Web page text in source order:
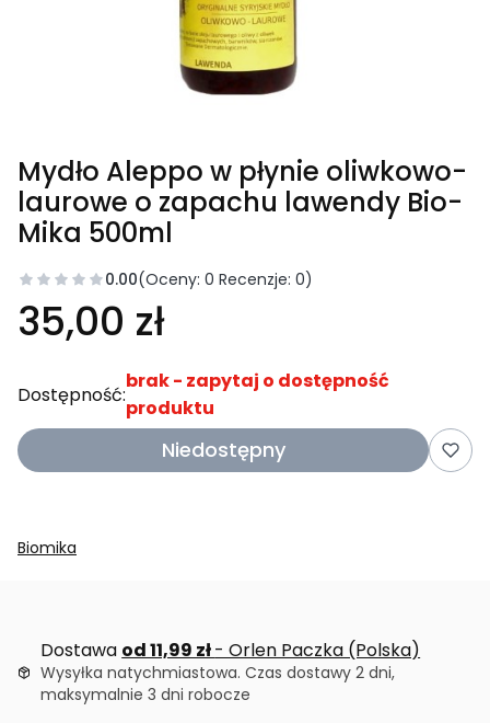
Mydło Aleppo w płynie oliwkowo-
laurowe o zapachu lawendy Bio-
Mika 500ml
0.00(Oceny: 0 Recenzje: 0)
35,00 zł
Dostępność:
brak - zapytaj o dostępność
produktu
Niedostępny
Biomika
Dostawa od 11,99 zł- Orlen Paczka (Polska)
Wysyłka natychmiastowa. Czas dostawy 2 dni,
maksymalnie 3 dni robocze